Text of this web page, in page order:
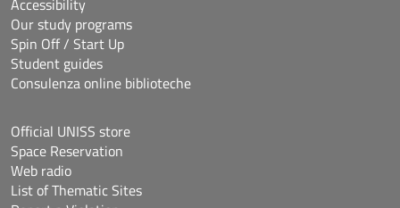
Accessibility
Our study programs
Spin Off / Start Up
Student guides
Consulenza online biblioteche
Official UNISS store
Space Reservation
Web radio
List of Thematic Sites